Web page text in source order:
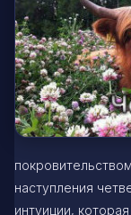
наступления
интуиции,